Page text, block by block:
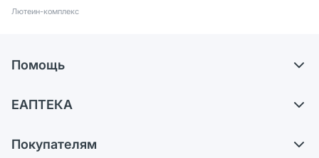
Лютеин-комплекс
Помощь
Обмен и возврат
ЕАПТЕКА
Карьера
Покупателям